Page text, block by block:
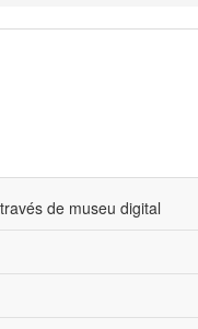
de museu digital